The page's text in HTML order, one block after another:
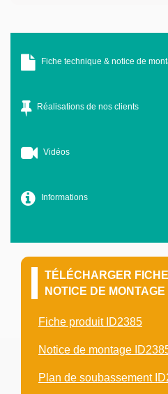
Fiche technique & notice de
Réalisations de nos clients
Vidéos
Informations
TÉLÉCHARGER
NOTICE DE MONTAGE
Fiche produit ID2385
Notice de montage
Plan de soubassement